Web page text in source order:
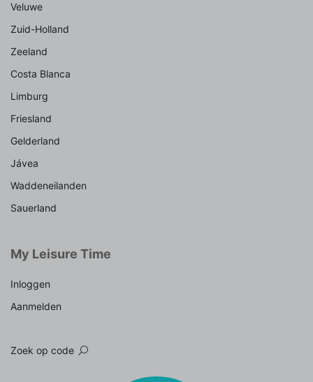
Veluwe
Zuid-Holland
Zeeland
Costa Blanca
Limburg
Friesland
Gelderland
Jávea
Waddeneilanden
Sauerland
My Leisure Time
Inloggen
Aanmelden
Zoek op code